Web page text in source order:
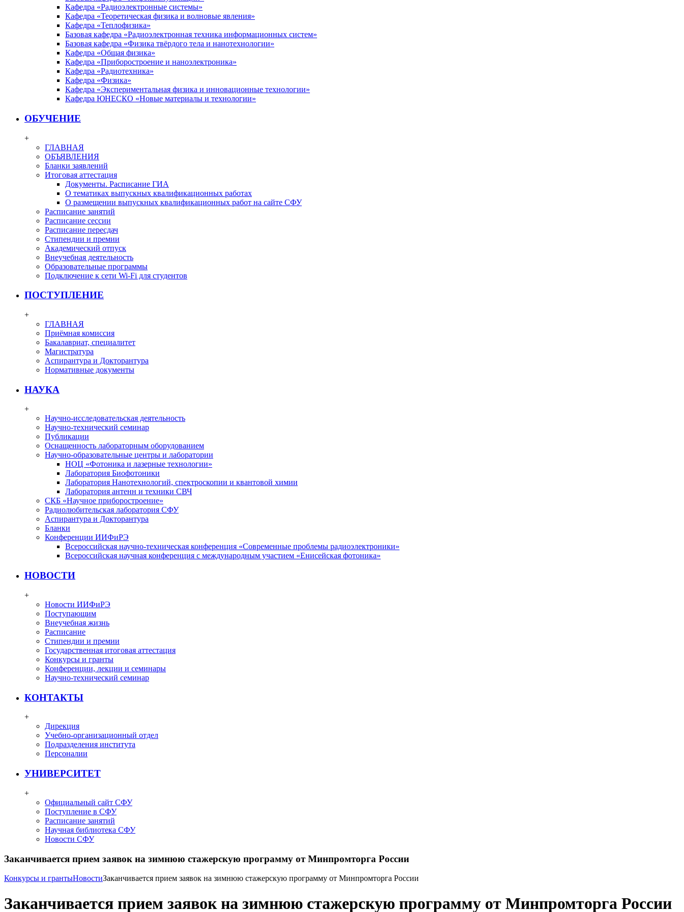
Кафедра «Радиоэлектронные системы»
Кафедра «Теоретическая физика и волновые явления»
Кафедра «Теплофизика»
Базовая кафедра «Радиоэлектронная техника информационных систем»
Базовая кафедра «Физика твёрдого тела и нанотехнологии»
Кафедра «Общая физика»
Кафедра «Приборостроение и наноэлектроника»
Кафедра «Радиотехника»
Кафедра «Физика»
Кафедра «Экспериментальная физика и инновационные технологии»
Кафедра ЮНЕСКО «Новые материалы и технологии»
ОБУЧЕНИЕ
+
ГЛАВНАЯ
ОБЪЯВЛЕНИЯ
Бланки заявлений
Итоговая аттестация
Документы. Расписание ГИА
О тематиках выпускных квалификационных работах
О размещении выпускных квалификационных работ на сайте СФУ
Расписание занятий
Расписание сессии
Расписание пересдач
Стипендии и премии
Академический отпуск
Внеучебная деятельность
Образовательные программы
Подключение к сети Wi-Fi для студентов
ПОСТУПЛЕНИЕ
+
ГЛАВНАЯ
Приёмная комиссия
Бакалавриат, специалитет
Магистратура
Аспирантура и Докторантура
Нормативные документы
НАУКА
+
Научно-исследовательская деятельность
Научно-технический семинар
Публикации
Оснащенность лабораторным оборудованием
Научно-образовательные центры и лаборатории
НОЦ «Фотоника и лазерные технологии»
Лаборатория Биофотоники
Лаборатория Нанотехнологий, спектроскопии и квантовой химии
Лаборатория антенн и техники СВЧ
СКБ «Научное приборостроение»
Радиолюбительская лаборатория СФУ
Аспирантура и Докторантура
Бланки
Конференции ИИФиРЭ
Всероссийская научно-техническая конференция «Современные проблемы радиоэлектроники»
Всероссийская научная конференция с международным участием «Енисейская фотоника»
НОВОСТИ
+
Новости ИИФиРЭ
Поступающим
Внеучебная жизнь
Расписание
Стипендии и премии
Государственная итоговая аттестация
Конкурсы и гранты
Конференции, лекции и семинары
Научно-технический семинар
КОНТАКТЫ
+
Дирекция
Учебно-организационный отдел
Подразделения института
Персоналии
УНИВЕРСИТЕТ
+
Официальный сайт СФУ
Поступление в СФУ
Расписание занятий
Научная библиотека СФУ
Новости СФУ
Заканчивается прием заявок на зимнюю стажерскую программу от Минпромторга России
Конкурсы и грантыНовостиЗаканчивается прием заявок на зимнюю стажерскую программу от Минпромторга России
Заканчивается прием заявок на зимнюю стажерскую программу от Минпромторга России